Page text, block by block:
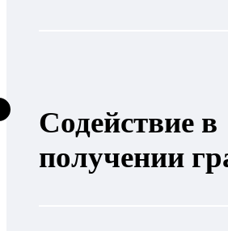
Содействие в
получении